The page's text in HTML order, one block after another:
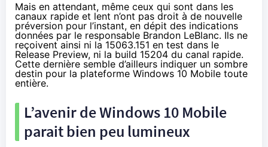
Mais en attendant, même ceux qui sont dans les
canaux rapide et lent n’ont pas droit à de nouvelle
préversion pour l’instant, en dépit des indications
données par le responsable Brandon LeBlanc. Ils ne
reçoivent ainsi ni la 15063.151 en test dans le
Release Preview, ni la build 15204 du canal rapide.
Cette dernière semble d’ailleurs indiquer un sombre
destin pour la plateforme Windows 10 Mobile toute
entière.
L’avenir deWindows 10 Mobile
parait bien peu lumineux